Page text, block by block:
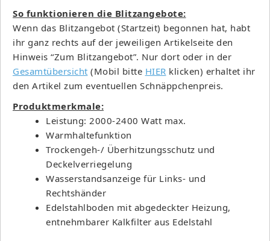
So funktionieren die Blitzangebote:
Wenn das Blitzangebot (Startzeit) begonnen hat, habt
ihr ganz rechts auf der jeweiligen Artikelseite den
Hinweis “Zum Blitzangebot”. Nur dort oder in der
Gesamtübersicht (Mobil bitte HIER klicken) erhaltet ihr
den Artikel zum eventuellen Schnäppchenpreis.
Produktmerkmale:
Leistung: 2000-2400 Watt max.
Warmhaltefunktion
Trockengeh-/ Überhitzungsschutz und
Deckelverriegelung
Wasserstandsanzeige für Links- und
Rechtshänder
Edelstahlboden mit abgedeckter Heizung,
entnehmbarer Kalkfilter aus Edelstahl